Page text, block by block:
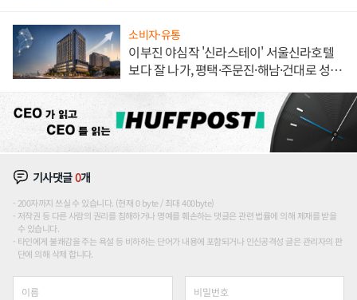
소비자·유통
이부진 야심작 '신라스테이' 서울신라호텔
보다 잘 나가, 평택·주문진·해남·건대로 성
기사댓글0개
200자까지 쓰실 수 있습니다. (현재 0 byte / 최대 400byte)
저작권 등 다른 사람의 권리를 침해하거나 명예를 훼손하는 댓글은 관련 법률에 의해 제재를 받을
수 있습니다.
타인에게 불쾌감을 주는 욕설 등 비하하는 단어가 내용에 포함되거나 인신공격성 글은 관리자의 판
단에 의해 삭제 합니다.